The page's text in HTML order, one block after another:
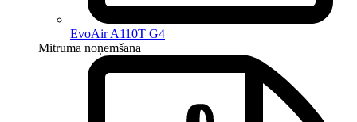
EvoAir A110T G4
Mitruma noņemšana